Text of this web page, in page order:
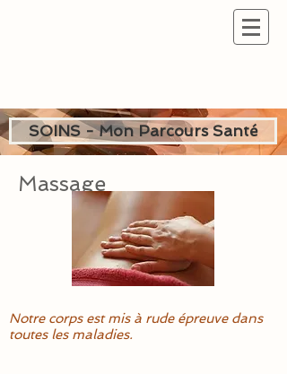
Massage
Notre corps est mis à rude épreuve dans
toutes les maladies.
SOINS - Mon Parcours Santé